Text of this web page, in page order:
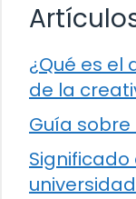
¿Qué es el
de la
Guía
Significado
universidad